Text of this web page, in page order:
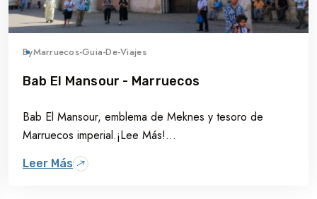
ByMarruecos-Guia-De-Viajes
Bab El Mansour - Marruecos
Bab El Mansour, emblema de Meknes y tesoro de
Marruecos imperial.¡Lee Más!...
Leer Más